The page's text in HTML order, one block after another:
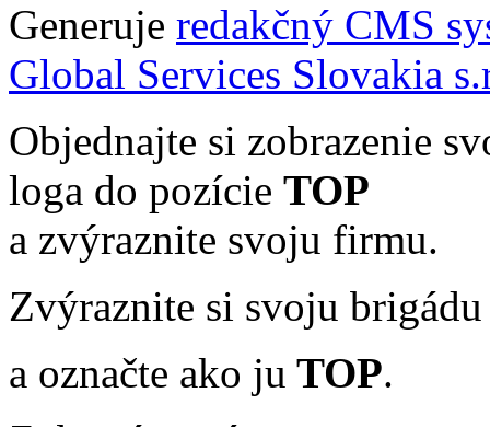
Generuje redakčný CMS
Global Services Slovakia
Objednajte si zobrazenie
loga do pozície TOP
a zvýraznite svoju firmu.
Zvýraznite si svoju brigádu
a označte ako ju TOP.